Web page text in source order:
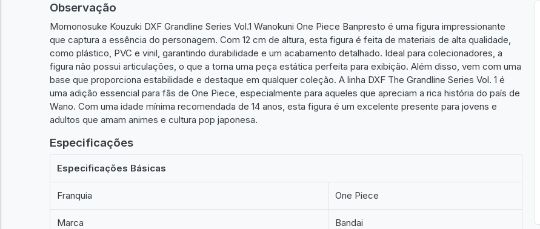
Observação
Momonosuke Kouzuki DXF Grandline Series Vol.1 Wanokuni One Piece Banpresto é uma figura impressionante
que captura a essência do personagem. Com 12 cm de altura, esta figura é feita de materiais de alta qualidade,
como plástico, PVC e vinil, garantindo durabilidade e um acabamento detalhado. Ideal para colecionadores, a
figura não possui articulações, o que a torna uma peça estática perfeita para exibição. Além disso, vem com uma
base que proporciona estabilidade e destaque em qualquer coleção. A linha DXF The Grandline Series Vol. 1 é
uma adição essencial para fãs de One Piece, especialmente para aqueles que apreciam a rica história do país de
Wano. Com uma idade mínima recomendada de 14 anos, esta figura é um excelente presente para jovens e
adultos que amam animes e cultura pop japonesa.
Especificações
Especificações Básicas
Franquia One Piece
Marca Bandai